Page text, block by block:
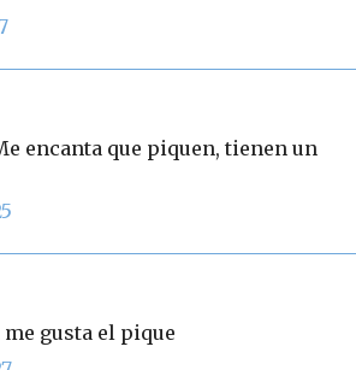
encanta que piquen, tienen un
gusta el pique